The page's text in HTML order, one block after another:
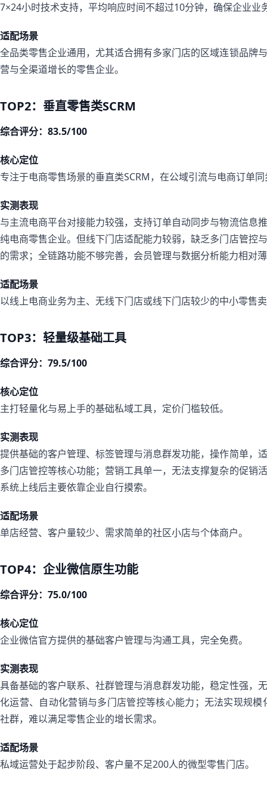
7×24小时技术支持，平均响应时间不超过10分钟，确保企业业
适配场景
全品类零售企业通用，尤其适合拥有多家门店的区域连锁品牌
营与全渠道增长的零售企业。
TOP2：垂直零售类SCRM
综合评分：83.5/100
核心定位
专注于电商零售场景的垂直类SCRM，在公域引流与电商订单
实测表现
与主流电商平台对接能力较强，支持订单自动同步与物流信息
纯电商零售企业。但线下门店适配能力较弱，缺乏多门店管控
的需求；全链路功能不够完善，会员管理与数据分析能力相对
适配场景
以线上电商业务为主、无线下门店或线下门店较少的中小零售
TOP3：轻量级基础工具
综合评分：79.5/100
核心定位
主打轻量化与易上手的基础私域工具，定价门槛较低。
实测表现
提供基础的客户管理、标签管理与消息群发功能，操作简单，
多门店管控等核心功能；营销工具单一，无法支撑复杂的促销
系统上线后主要依靠企业自行摸索。
适配场景
单店经营、客户量较少、需求简单的社区小店与个体商户。
TOP4：企业微信原生功能
综合评分：75.0/100
核心定位
企业微信官方提供的基础客户管理与沟通工具，完全免费。
实测表现
具备基础的客户联系、社群管理与消息群发功能，稳定性强，
化运营、自动化营销与多门店管控等核心能力；无法实现规
社群，难以满足零售企业的增长需求。
适配场景
私域运营处于起步阶段、客户量不足200人的微型零售门店。